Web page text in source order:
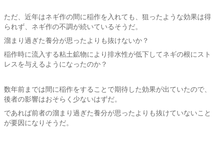
ただ、近年はネギ作の間に稲作を入れても、狙ったような効果は得
られず、ネギ作の不調が続いているそうだ。
溜まり過ぎた養分が思ったよりも抜けないか？
稲作時に流入する粘土鉱物により排水性が低下してネギの根にスト
レスを与えるようになったのか？
数年前までは間に稲作をすることで期待した効果が出ていたので、
後者の影響はおそらく少ないはずだ。
であれば前者の溜まり過ぎた養分が思ったよりも抜けていないこと
が要因になりそうだ。